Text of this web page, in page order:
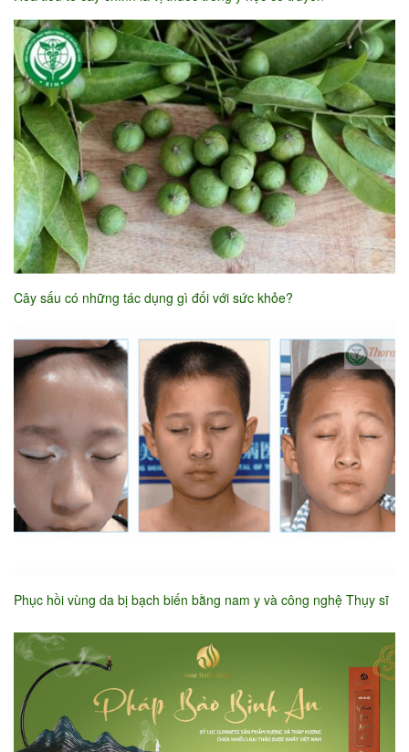
Cây sấu có những tác dụng gì đối với sức khỏe?
Phục hồi vùng da bị bạch biến bằng nam y và công nghệ Thụy sĩ